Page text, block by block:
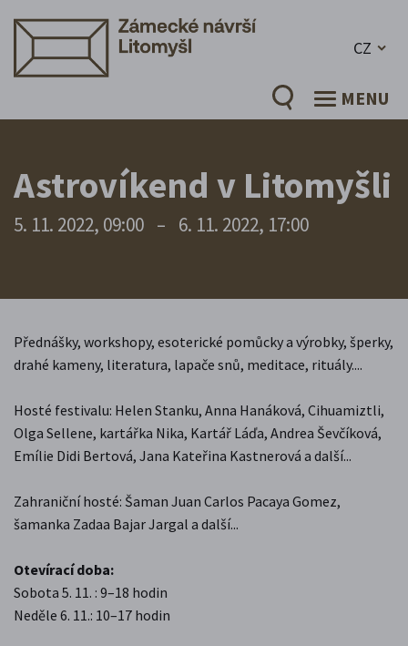
CZ
MENU
Astrovíkend v Litomyšli
5. 11. 2022, 09:00 – 6. 11. 2022, 17:00
Přednášky, workshopy, esoterické pomůcky a výrobky, šperky,
drahé kameny, literatura, lapače snů, meditace, rituály....
Hosté festivalu: Helen Stanku, Anna Hanáková, Cihuamiztli,
Olga Sellene, kartářka Nika, Kartář Láďa, Andrea Ševčíková,
Emílie Didi Bertová, Jana Kateřina Kastnerová a další...
Zahraniční hosté: Šaman Juan Carlos Pacaya Gomez,
šamanka Zadaa Bajar Jargal a další...
Otevírací doba:
Sobota 5. 11. : 9–18 hodin
Neděle 6. 11.: 10–17 hodin